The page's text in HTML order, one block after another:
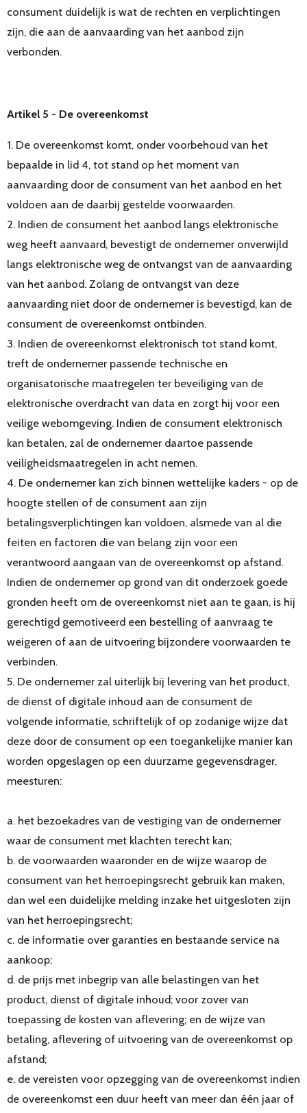
consument duidelijk is wat de rechten en verplichtingen
zijn, die aan de aanvaarding van het aanbod zijn
verbonden.
Artikel 5 - De overeenkomst
1. De overeenkomst komt, onder voorbehoud van het
bepaalde in lid 4, tot stand op het moment van
aanvaarding door de consument van het aanbod en het
voldoen aan de daarbij gestelde voorwaarden.
2. Indien de consument het aanbod langs elektronische
weg heeft aanvaard, bevestigt de ondernemer onverwijld
langs elektronische weg de ontvangst van de aanvaarding
van het aanbod. Zolang de ontvangst van deze
aanvaarding niet door de ondernemer is bevestigd, kan de
consument de overeenkomst ontbinden.
3. Indien de overeenkomst elektronisch tot stand komt,
treft de ondernemer passende technische en
organisatorische maatregelen ter beveiliging van de
elektronische overdracht van data en zorgt hij voor een
veilige webomgeving. Indien de consument elektronisch
kan betalen, zal de ondernemer daartoe passende
veiligheidsmaatregelen in acht nemen.
4. De ondernemer kan zich binnen wettelijke kaders - op de
hoogte stellen of de consument aan zijn
betalingsverplichtingen kan voldoen, alsmede van al die
feiten en factoren die van belang zijn voor een
verantwoord aangaan van de overeenkomst op afstand.
Indien de ondernemer op grond van dit onderzoek goede
gronden heeft om de overeenkomst niet aan te gaan, is hij
gerechtigd gemotiveerd een bestelling of aanvraag te
weigeren of aan de uitvoering bijzondere voorwaarden te
verbinden.
5. De ondernemer zal uiterlijk bij levering van het product,
de dienst of digitale inhoud aan de consument de
volgende informatie, schriftelijk of op zodanige wijze dat
deze door de consument op een toegankelijke manier kan
worden opgeslagen op een duurzame gegevensdrager,
meesturen:
a. het bezoekadres van de vestiging van de ondernemer
waar de consument met klachten terecht kan;
b. de voorwaarden waaronder en de wijze waarop de
consument van het herroepingsrecht gebruik kan maken,
dan wel een duidelijke melding inzake het uitgesloten zijn
van het herroepingsrecht;
c. de informatie over garanties en bestaande service na
aankoop;
d. de prijs met inbegrip van alle belastingen van het
product, dienst of digitale inhoud; voor zover van
toepassing de kosten van aflevering; en de wijze van
betaling, aflevering of uitvoering van de overeenkomst op
afstand;
e. de vereisten voor opzegging van de overeenkomst indien
de overeenkomst een duur heeft van meer dan één jaar of